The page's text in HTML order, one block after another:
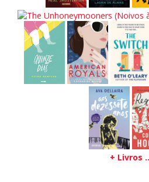
+ Livros